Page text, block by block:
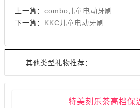
上一篇： combo儿童电动牙刷
下一篇： KKC儿童电动牙刷
其他类型礼物推荐：
特美刻乐茶高档保